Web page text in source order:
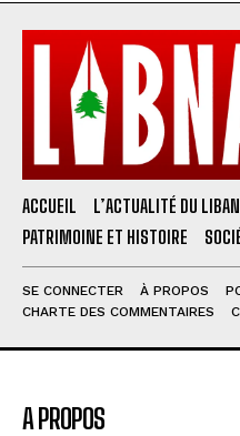
ACCUEIL L’ACTUALITÉ DU LIBAN
PATRIMOINE ET HISTOIRE
SE CONNECTER À PROPOS
CHARTE DES COMMENTAIRES
A PROPOS